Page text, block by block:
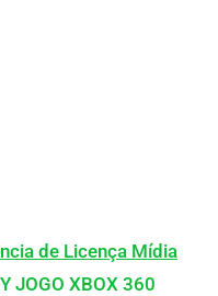
de Licença Mídia
JOGO XBOX 360